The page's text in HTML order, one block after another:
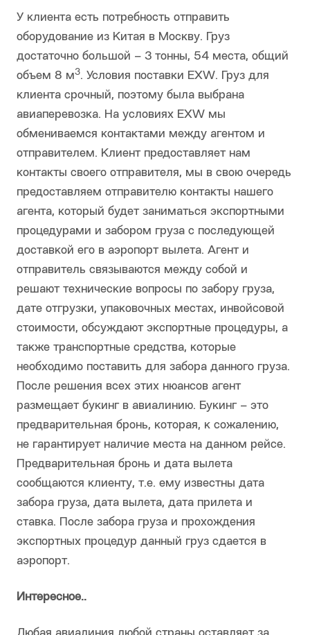
У клиента есть потребность отправить
оборудование из Китая в Москву. Груз
достаточно большой – 3 тонны, 54 места, общий
объем 8 м3. Условия поставки EXW. Груз для
клиента срочный, поэтому была выбрана
авиаперевозка. На условиях EXW мы
обмениваемся контактами между агентом и
отправителем. Клиент предоставляет нам
контакты своего отправителя, мы в свою очередь
предоставляем отправителю контакты нашего
агента, который будет заниматься экспортными
процедурами и забором груза с последующей
доставкой его в аэропорт вылета. Агент и
отправитель связываются между собой и
решают технические вопросы по забору груза,
дате отгрузки, упаковочных местах, инвойсовой
стоимости, обсуждают экспортные процедуры, а
также транспортные средства, которые
необходимо поставить для забора данного груза.
После решения всех этих нюансов агент
размещает букинг в авиалинию. Букинг – это
предварительная бронь, которая, к сожалению,
не гарантирует наличие места на данном рейсе.
Предварительная бронь и дата вылета
сообщаются клиенту, т.е. ему известны дата
забора груза, дата вылета, дата прилета и
ставка. После забора груза и прохождения
экспортных процедур данный груз сдается в
аэропорт.
Интересное..